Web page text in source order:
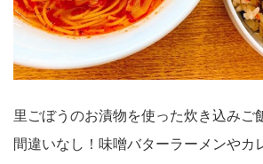
里ごぼうのお漬物を使った炊き込みご
間違いなし！味噌バターラーメンやカ